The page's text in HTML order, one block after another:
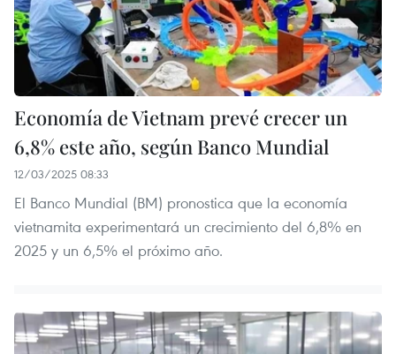
Economía de Vietnam prevé crecer un
6,8% este año, según Banco Mundial
12/03/2025 08:33
El Banco Mundial (BM) pronostica que la economía
vietnamita experimentará un crecimiento del 6,8% en
2025 y un 6,5% el próximo año.